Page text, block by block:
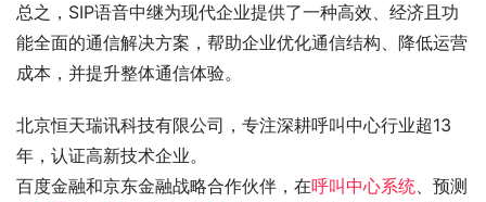
总之，SIP语音中继为现代企业提供了一种高效、经济且功
能全面的通信解决方案，帮助企业优化通信结构、降低运营
成本，并提升整体通信体验。
北京恒天瑞讯科技有限公司，专注深耕呼叫中心行业超13
年，认证高新技术企业。
百度金融和京东金融战略合作伙伴，在呼叫中心系统、预测